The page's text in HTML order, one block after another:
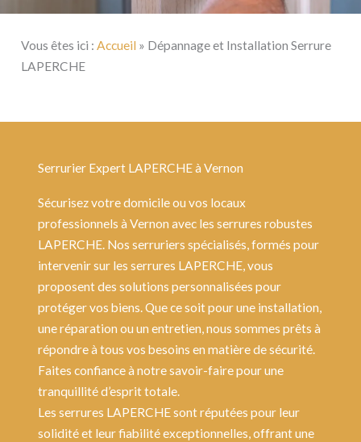
Vous êtes ici : Accueil » Dépannage et Installation Serrure
LAPERCHE
Serrurier Expert LAPERCHE à Vernon
Sécurisez votre domicile ou vos locaux
professionnels à Vernon avec les serrures robustes
LAPERCHE. Nos serruriers spécialisés, formés pour
intervenir sur les serrures LAPERCHE, vous
proposent des solutions personnalisées pour
protéger vos biens. Que ce soit pour une installation,
une réparation ou un entretien, nous sommes prêts à
répondre à tous vos besoins en matière de sécurité.
Faites confiance à notre savoir-faire pour une
tranquillité d’esprit totale.
Les serrures LAPERCHE sont réputées pour leur
solidité et leur fiabilité exceptionnelles, offrant une